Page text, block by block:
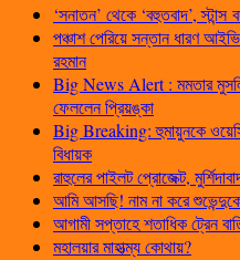
‘সনাতন’ থেকে ‘বহুতবাদ’, স্টান্স
পঞ্চাশ পেরিয়ে সন্তান ধারণ
রহমান
Big News Alert : মমতার
ফেললেন প্রিয়ঙ্কা
Big Breaking: হুমায়ুনকে
বিধায়ক
রাহুলের পাইলট প্রোজেক্ট,
আমি আসছি! নাম না করে
আগামী সপ্তাহে শতাধিক ট্রেন
মহালয়ার মাহাত্ম্য কোথায়?